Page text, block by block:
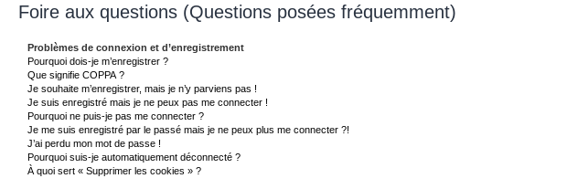
Foire aux questions (Questions posées fréquemment)
Problèmes de connexion et d’enregistrement
Pourquoi dois-je m’enregistrer ?
Que signifie COPPA ?
Je souhaite m’enregistrer, mais je n’y parviens pas !
Je suis enregistré mais je ne peux pas me connecter !
Pourquoi ne puis-je pas me connecter ?
Je me suis enregistré par le passé mais je ne peux plus me connecter ?!
J’ai perdu mon mot de passe !
Pourquoi suis-je automatiquement déconnecté ?
À quoi sert « Supprimer les cookies » ?